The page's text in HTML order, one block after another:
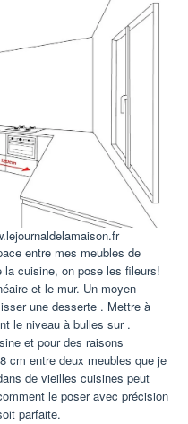
entre mes meubles de
cuisine, on pose les fileurs!
et le mur. Un moyen
une desserte . Mettre à
le niveau à bulles sur .
et pour des raisons
cm entre deux meubles que je
de vieilles cuisines peut
le poser avec précision
parfaite.